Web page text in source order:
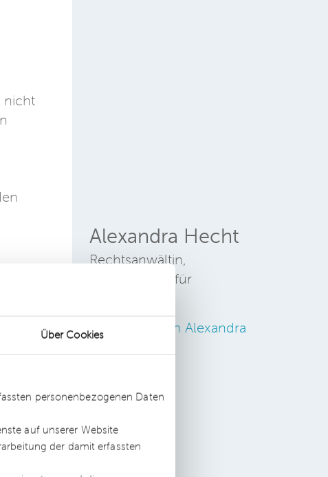
Über Cookies
personenbezogenen Daten
auf unserer Website
der damit erfassten
nicht
Alexandra Hecht
Rechtsanwältin,
Fachanwältin für
Zum Profil von Alexandra